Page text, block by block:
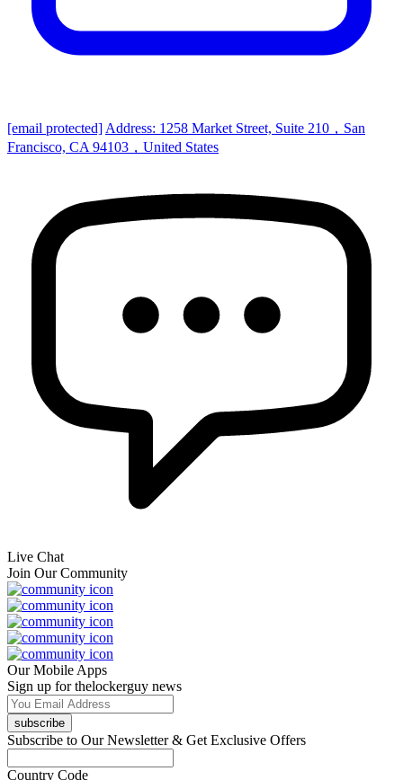
[email protected] Address: 1258 Market Street, Suite 210，San
Francisco, CA 94103，United States
Live Chat
Join Our Community
Our Mobile Apps
Sign up for thelockerguy news
subscribe
Subscribe to Our Newsletter & Get Exclusive Offers
Country Code